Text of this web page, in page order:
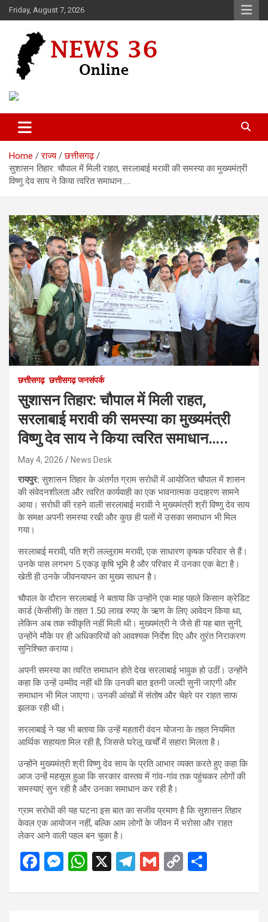
Skip
to
Friday, August 7, 2026
News 36
Home राज्य
छत्तीसगढ़
सुशासन तिहार: चौपाल में मिली राहत, सरलाबाई मरावी की समस्या का मुख्यमंत्री
विष्णु देव साय ने किया त्वरित समाधान…..
छत्तीसगढ़ छत्तीसगढ़ जनसंपर्क
सुशासन तिहार: चौपाल में मिली राहत,
सरलाबाई मरावी की समस्या का मुख्यमंत्री
विष्णु देव साय ने किया त्वरित समाधान…..
May 4, 2026 News Desk
रायपुर:सुशासन तिहार के अंतर्गत ग्राम सरोधी में आयोजित चौपाल में शासन
की संवेदनशीलता और त्वरित कार्यवाही का एक भावनात्मक उदाहरण सामने
आया। सरोधी की रहने वाली सरलाबाई मरावी ने मुख्यमंत्री श्री विष्णु देव साय
के समक्ष अपनी समस्या रखी और कुछ ही पलों में उसका समाधान भी मिल
गया।
सरलाबाई मरावी, पति श्री लल्लूराम मरावी, एक साधारण कृषक परिवार से हैं।
उनके पास लगभग 5 एकड़ कृषि भूमि है और परिवार में उनका एक बेटा है।
खेती ही उनके जीवनयापन का मुख्य साधन है।
चौपाल के दौरान सरलाबाई ने बताया कि उन्होंने एक माह पहले किसान क्रेडिट
कार्ड (केसीसी) के तहत 1.50 लाख रुपए के ऋण के लिए आवेदन किया था,
लेकिन अब तक स्वीकृति नहीं मिली थी। मुख्यमंत्री ने जैसे ही यह बात सुनी,
उन्होंने मौके पर ही अधिकारियों को आवश्यक निर्देश दिए और तुरंत निराकरण
सुनिश्चित कराया।
अपनी समस्या का त्वरित समाधान होते देख सरलाबाई भावुक हो उठीं। उन्होंने
कहा कि उन्हें उम्मीद नहीं थी कि उनकी बात इतनी जल्दी सुनी जाएगी और
समाधान भी मिल जाएगा। उनकी आंखों में संतोष और चेहरे पर राहत साफ
झलक रही थी।
सरलाबाई ने यह भी बताया कि उन्हें महतारी वंदन योजना के तहत नियमित
आर्थिक सहायता मिल रही है, जिससे घरेलू खर्चों में सहारा मिलता है।
उन्होंने मुख्यमंत्री श्री विष्णु देव साय के प्रति आभार व्यक्त करते हुए कहा कि
आज उन्हें महसूस हुआ कि सरकार वास्तव में गांव-गांव तक पहुंचकर लोगों की
समस्याएं सुन रही है और उनका समाधान कर रही है।
ग्राम सरोधी की यह घटना इस बात का सजीव प्रमाण है कि सुशासन तिहार
केवल एक आयोजन नहीं, बल्कि आम लोगों के जीवन में भरोसा और राहत
लेकर आने वाली पहल बन चुका है।
F
ce
M
se
W
at
X
T
e
G
ail
C
py ar